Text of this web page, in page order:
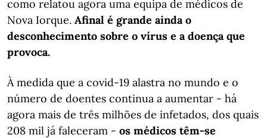
como relatou agora uma equipa de médicos de
Nova Iorque. Afinal é grande ainda o
desconhecimento sobre o vírus e a doença que
provoca.
À medida que a covid-19 alastra no mundo e o
número de doentes continua a aumentar - há
agora mais de três milhões de infetados, dos quais
208 mil já faleceram - os médicos têm-se